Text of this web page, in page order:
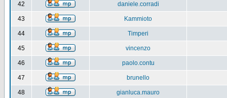
42 daniele.corradi
43 Kammioto
44 Timperi
45 vincenzo
46 paolo.contu
47 brunello
48 gianluca.mauro